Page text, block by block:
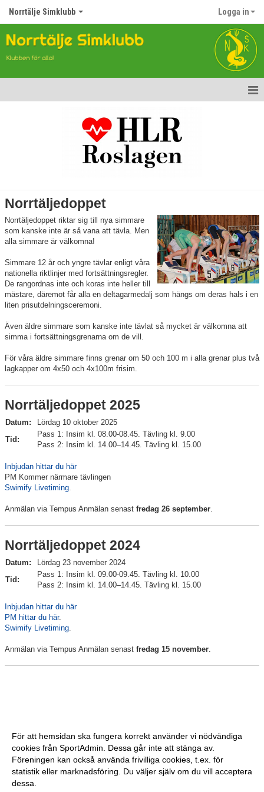
Norrtälje Simklubb Logga in
Anmälan till Simklubben
Våra tävlingar
Roslagsmästerskapen
Distriktstävlingar
Utmanaren / KM
Tävlingsorganisationen
Funktionärer
Klubbkollektion
Norrtäljedoppet
Norrtäljedoppet riktar sig till nya simmare
som kanske inte är så vana att tävla. Men
alla simmare är välkomna!
Simmare 12 år och yngre tävlar enligt våra
nationella riktlinjer med fortsättningsregler.
De rangordnas inte och koras inte heller till
mästare, däremot får alla en deltagarmedalj som hängs om deras hals i en
liten prisutdelningsceremoni.
Även äldre simmare som kanske inte tävlat så mycket är välkomna att
simma i fortsättningsgrenarna om de vill.
För våra äldre simmare finns grenar om 50 och 100 m i alla grenar plus två
lagkapper om 4x50 och 4x100m frisim.
Norrtäljedoppet 2025
Datum:
Lördag 10 oktober 2025
Tid:
Pass 1: Insim kl. 08.00-08.45. Tävling kl. 9.00
Pass 2: Insim kl. 14.00–14.45. Tävling kl. 15.00
Inbjudan hittar du här
PM Kommer närmare tävlingen
Swimify Livetiming.
Anmälan via Tempus Anmälan senast fredag 26 september.
Norrtäljedoppet 2024
Datum:
Lördag 23 november 2024
Tid:
Pass 1: Insim kl. 09.00-09.45. Tävling kl. 10.00
Pass 2: Insim kl. 14.00–14.45. Tävling kl. 15.00
Inbjudan hittar du här
PM hittar du här.
Swimify Livetiming.
Anmälan via Tempus Anmälan senast fredag 15 november.
För att hemsidan ska fungera korrekt använder vi nödvändiga
cookies från SportAdmin. Dessa går inte att stänga av.
Föreningen kan också använda frivilliga cookies, t.ex. för
statistik eller marknadsföring. Du väljer själv om du vill acceptera
dessa.